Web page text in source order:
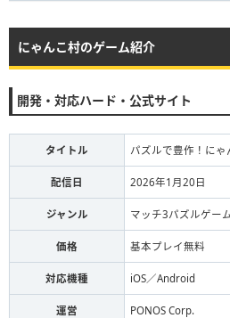
にゃんこ村のゲーム紹介
開発・対応ハード・公式サイト
タイトル パズルで豊作！にゃ
配信日 2026年1月20日
ジャンル マッチ3パズルゲーム
価格 基本プレイ無料
対応機種 iOS／Android
運営 PONOS Corp.